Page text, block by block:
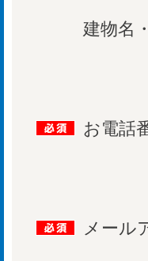
建物名
お電話
メール